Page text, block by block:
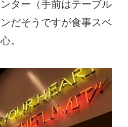
ター（手前はテーブル
だそうですが食事スペ
。